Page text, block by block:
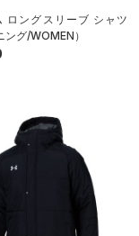
ロングスリーブ シャツ
ング/WOMEN）